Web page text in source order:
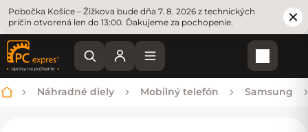
Pobočka Košice – Žižkova bude dňa 7. 8. 2026 z technických
príčin otvorená len do 13:00. Ďakujeme za pochopenie.
Domov
Náhradné diely Mobilný telefón Samsung